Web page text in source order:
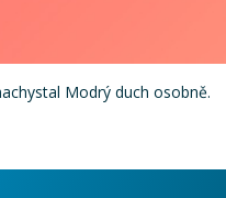
Modrý duch osobně.